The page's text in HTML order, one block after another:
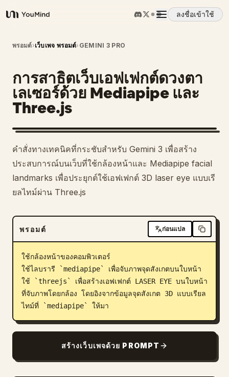
YouMind
ลงชื่อเข้าใช้
ภาพรวม
กรณีการใช้งาน
ทักษะ
พรอมต์
ราคา
บล็อก
อัปเดต
พรอมต์›เว็บเพจ พรอมต์› GEMINI 3 PRO
การสาธิตเว็บเอฟเฟกต์ดวงตา
เลเซอร์ด้วย Mediapipe และ
Three.js
คำสั่งทางเทคนิคที่กระชับสำหรับ Gemini 3 เพื่อสร้าง
ประสบการณ์บนเว็บที่ใช้กล้องหน้าและ Mediapipe facial
landmarks เพื่อประยุกต์ใช้เอฟเฟกต์ 3D laser eye แบบเรี
ยลไทม์ผ่าน Three.js
พรอมต์ ก่อนแปล
ใช้กล้องหน้าของคอมพิวเตอร์
ใช้ไลบรารี `mediapipe` เพื่อจับภาพจุดสังเกตบนใบหน้า
ใช้ `threejs` เพื่อสร้างเอฟเฟกต์ LASER EYE บนใบหน้า
ที่จับภาพโดยกล้อง โดยอิงจากข้อมูลจุดสังเกต 3D แบบเรียล
ไทม์ที่ `mediapipe` ให้มา
สร้างเว็บเพจด้วย PROMPT